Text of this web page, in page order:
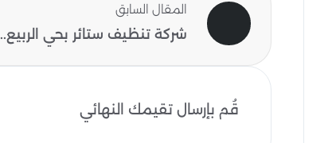
المقال السابق
شركة تنظيف ستائر بحي الربيع..
قُم بإرسال تقيمك النهائي